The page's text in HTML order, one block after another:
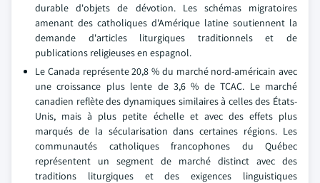
durable d'objets de dévotion. Les schémas migratoires
amenant des catholiques d'Amérique latine soutiennent la
demande d'articles liturgiques traditionnels et de
publications religieuses en espagnol.
Le Canada représente 20,8 % du marché nord-américain avec
une croissance plus lente de 3,6 % de TCAC. Le marché
canadien reflète des dynamiques similaires à celles des États-
Unis, mais à plus petite échelle et avec des effets plus
marqués de la sécularisation dans certaines régions. Les
communautés catholiques francophones du Québec
représentent un segment de marché distinct avec des
traditions liturgiques et des exigences linguistiques